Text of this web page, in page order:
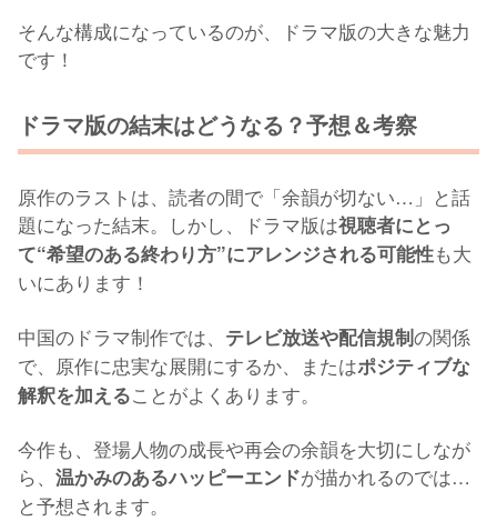
そんな構成になっているのが、ドラマ版の大きな魅力
です！
ドラマ版の結末はどうなる？予想＆考察
原作のラストは、読者の間で「余韻が切ない…」と話
題になった結末。しかし、ドラマ版は視聴者にとっ
て“希望のある終わり方”にアレンジされる可能性も大
いにあります！
中国のドラマ制作では、 テレビ放送や配信規制の関係
で、原作に忠実な展開にするか、またはポジティブな
解釈を加えることがよくあります。
今作も、登場人物の成長や再会の余韻を大切にしなが
ら、 温かみのあるハッピーエンドが描かれるのでは…
と予想されます。